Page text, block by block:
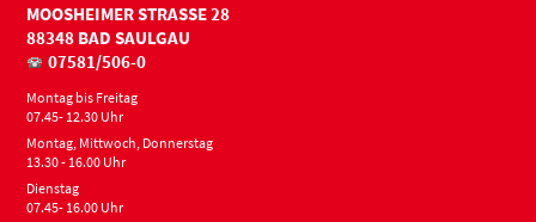
MOOSHEIMER STRASSE 28
88348 BAD SAULGAU
07581/506-0
Montag bis Freitag
07.45- 12.30 Uhr
Montag, Mittwoch, Donnerstag
13.30 - 16.00 Uhr
Dienstag
07.45- 16.00 Uhr